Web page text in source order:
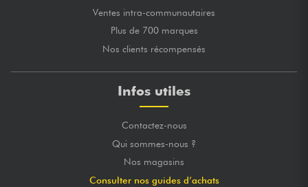
Ventes intra-communautaires
Plus de 700 marques
Nos clients récompensés
Infos utiles
Contactez-nous
Qui sommes-nous ?
Nos magasins
Consulter nos guides d’achats